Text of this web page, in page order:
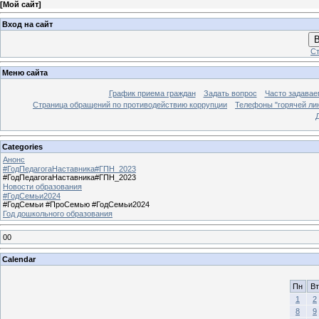
[Мой сайт]
Вход на сайт
Меню сайта
График приема граждан Задать вопрос
Часто
Страница обращений по противодействию коррупции
Телефоны "горячей
Categories
Анонс
#ГодПедагогаНаставника#ГПН_2023
#ГодПедагогаНаставника#ГПН_2023
Новости образования
#ГодСемьи2024
#ГодСемьи #ПроСемью #ГодСемьи2024
Год дошкольного образования
00
Calendar
Пн
Вт
1
2
8
9